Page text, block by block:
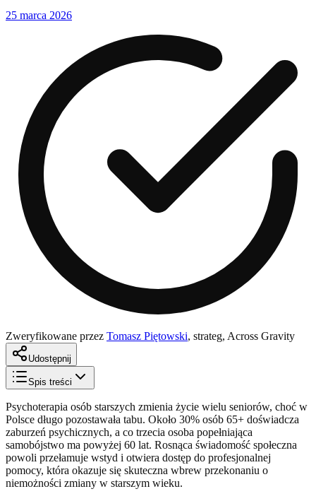
25 marca 2026
Zweryfikowane przez Tomasz Piętowski, strateg, Across Gravity
Udostępnij
Spis treści
Psychoterapia osób starszych zmienia życie wielu seniorów, choć w
Polsce długo pozostawała tabu. Około 30% osób 65+ doświadcza
zaburzeń psychicznych, a co trzecia osoba popełniająca
samobójstwo ma powyżej 60 lat. Rosnąca świadomość społeczna
powoli przełamuje wstyd i otwiera dostęp do profesjonalnej
pomocy, która okazuje się skuteczna wbrew przekonaniu o
niemożności zmiany w starszym wieku.